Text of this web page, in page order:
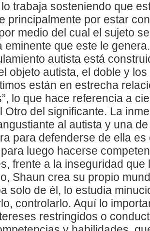
trabaja sosteniendo que
principalmente por estar
medio del cual el sujeto
eminente que este le
autista está
objeto autista, el doble y
están en estrecha
lo que hace referencia a
Otro del significante. La
al autista y una
para defenderse de ella
luego hacerse
frente a la inseguridad que
Shaun crea su propio
solo de él, lo estudia
controlarlo. Aquí lo
restringidos o